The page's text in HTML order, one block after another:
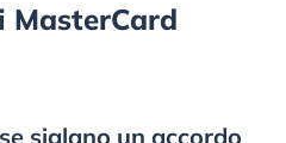
siglano un accordo